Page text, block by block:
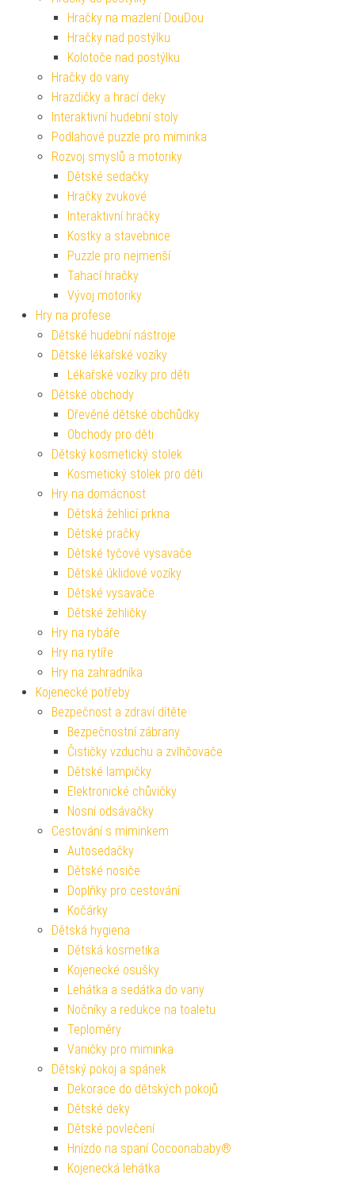
Hračky na mazlení DouDou
Hračky nad postýlku
Kolotoče nad postýlku
Hračky do vany
Hrazdičky a hrací deky
Interaktivní hudební stoly
Podlahové puzzle pro miminka
Rozvoj smyslů a motoriky
Dětské sedačky
Hračky zvukové
Interaktivní hračky
Kostky a stavebnice
Puzzle pro nejmenší
Tahací hračky
Vývoj motoriky
Hry na profese
Dětské hudební nástroje
Dětské lékařské vozíky
Lékařské vozíky pro děti
Dětské obchody
Dřevěné dětské obchůdky
Obchody pro děti
Dětský kosmetický stolek
Kosmetický stolek pro děti
Hry na domácnost
Dětská žehlicí prkna
Dětské pračky
Dětské tyčové vysavače
Dětské úklidové vozíky
Dětské vysavače
Dětské žehličky
Hry na rybáře
Hry na rytíře
Hry na zahradníka
Kojenecké potřeby
Bezpečnost a zdraví dítěte
Bezpečnostní zábrany
Čističky vzduchu a zvlhčovače
Dětské lampičky
Elektronické chůvičky
Nosní odsávačky
Cestování s miminkem
Autosedačky
Dětské nosiče
Doplňky pro cestování
Kočárky
Dětská hygiena
Dětská kosmetika
Kojenecké osušky
Lehátka a sedátka do vany
Nočníky a redukce na toaletu
Teploměry
Vaničky pro miminka
Dětský pokoj a spánek
Dekorace do dětských pokojů
Dětské deky
Dětské povlečení
Hnízdo na spaní Cocoonababy®
Kojenecká lehátka